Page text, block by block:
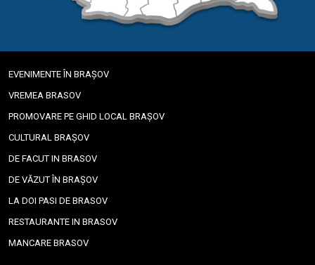
EVENIMENTE ÎN BRAȘOV
VREMEA BRASOV
PROMOVARE PE GHID LOCAL BRAȘOV
CULTURAL BRAȘOV
DE FACUT IN BRASOV
DE VĂZUT ÎN BRAȘOV
LA DOI PASI DE BRASOV
RESTAURANTE IN BRASOV
MANCARE BRASOV